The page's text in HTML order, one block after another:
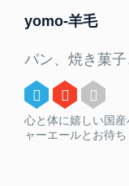
yomo-羊毛
パン、焼き菓
心と体に嬉しい国
ャーエールとお待